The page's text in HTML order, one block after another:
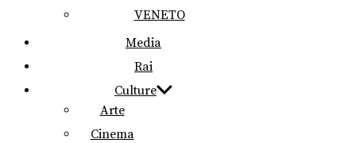
VENETO
Media
Rai
Culture
Arte
Cinema